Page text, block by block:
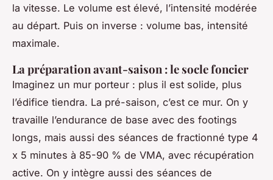
la vitesse. Le volume est élevé, l’intensité modérée
au départ. Puis on inverse : volume bas, intensité
maximale.
La préparation avant-saison : le socle foncier
Imaginez un mur porteur : plus il est solide, plus
l’édifice tiendra. La pré-saison, c’est ce mur. On y
travaille l’endurance de base avec des footings
longs, mais aussi des séances de fractionné type 4
x 5 minutes à 85-90 % de VMA, avec récupération
active. On y intègre aussi des séances de